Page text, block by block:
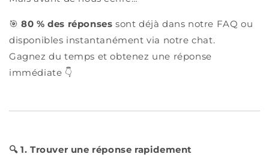
🎯80 % des réponses sont déjà dans notre FAQ ou
disponibles instantanément via notre chat.
Gagnez du temps et obtenez une réponse
immédiate 👇
🔍 1. Trouver une réponse rapidement